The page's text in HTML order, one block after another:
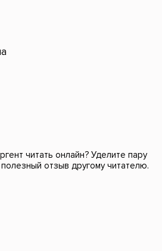
читать онлайн? Уделите пару
отзыв другому читателю.